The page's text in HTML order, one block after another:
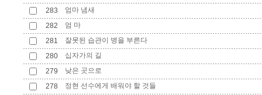
283
엄마 냄새
282
엄 마
281
잘못된 습관이 병을 부른다
280
십자가의 길
279
낮은 곳으로
278
정현 선수에게 배워야 할 것들